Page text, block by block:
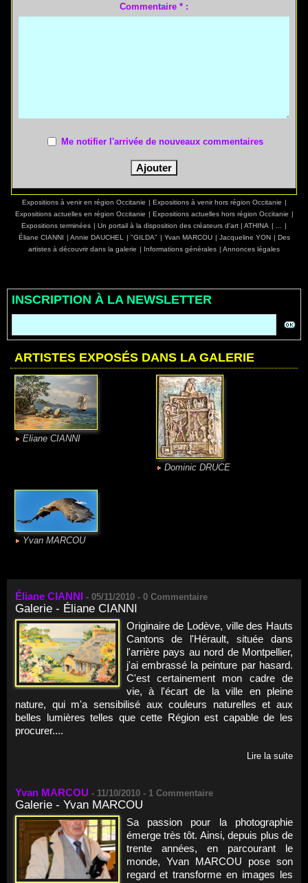
Commentaire * :
Me notifier l'arrivée de nouveaux commentaires
Expositions à venir en région Occitanie | Expositions à venir hors région Occitanie |
Expositions actuelles en région Occitanie | Expositions actuelles hors région Occitanie |
Expositions terminées | Un portail à la disposition des créateurs d'art | ATHINA |
|
Éliane CIANNI | Annie DAUCHEL | "GILDA" | Yvan MARCOU | Jacqueline YON | Des
artistes à découvrir dans la galerie | Informations générales | Annonces légales
INSCRIPTION À LA NEWSLETTER
ARTISTES EXPOSÉS DANS LA GALERIE
Eliane CIANNI
Dominic DRUCE
Yvan MARCOU
Éliane CIANNI - 05/11/2010 - 0 Commentaire
Galerie - Éliane CIANNI
Originaire de Lodève, ville des Hauts
Cantons de l'Hérault, située dans
l'arrière pays au nord de Montpellier,
j'ai embrassé la peinture par hasard.
C'est certainement mon cadre de
vie, à l'écart de la ville en pleine
nature, qui m'a sensibilisé aux couleurs naturelles et aux
belles lumières telles que cette Région est capable de les
procurer....
Lire la suite
Yvan MARCOU - 11/10/2010 - 1 Commentaire
Galerie - Yvan MARCOU
Sa passion pour la photographie
émerge très tôt. Ainsi, depuis plus de
trente années, en parcourant le
monde, Yvan MARCOU pose son
regard et transforme en images les